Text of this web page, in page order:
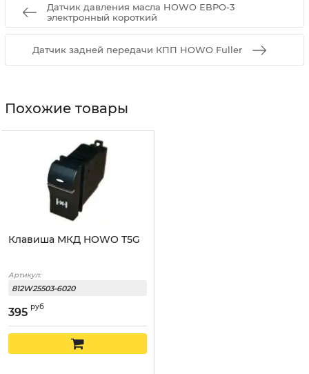
Датчик давления масла HOWO ЕВРО-3
электронный короткий
Датчик задней передачи КПП HOWO Fuller
Похожие товары
Клавиша МКД HOWO T5G
Артикул:
812W25503-6020
395 руб